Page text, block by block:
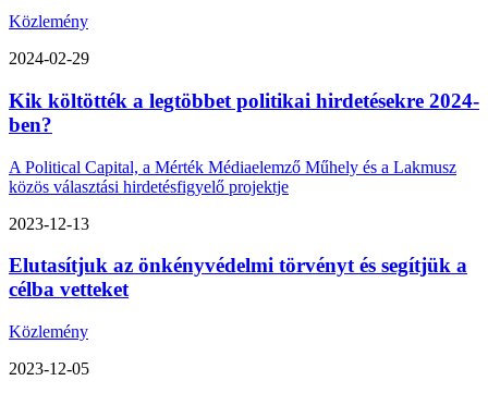
Közlemény
2024-02-29
Kik költötték a legtöbbet politikai hirdetésekre 2024-
ben?
A Political Capital, a Mérték Médiaelemző Műhely és a Lakmusz
közös választási hirdetésfigyelő projektje
2023-12-13
Elutasítjuk az önkényvédelmi törvényt és segítjük a
célba vetteket
Közlemény
2023-12-05